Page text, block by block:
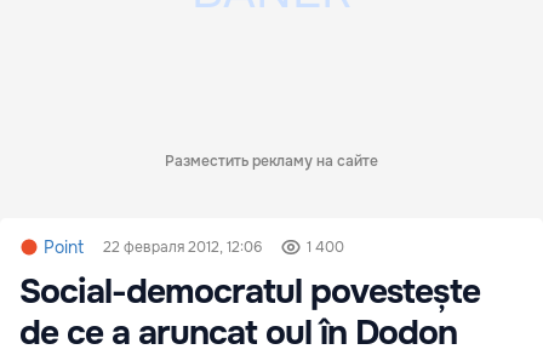
Разместить рекламу на сайте
Point 22 февраля 2012, 12:06 1 400
Social-democratul povestește
de ce a aruncat oul în Dodon